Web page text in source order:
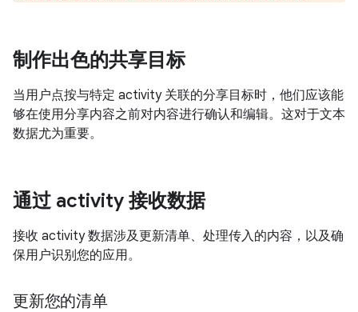
制作出色的共享目标
当用户点按与特定 activity 关联的分享目标时，他们应该能
够在使用分享内容之前对内容进行确认和编辑。这对于文本
数据尤为重要。
通过 activity 接收数据
接收 activity 数据涉及更新清单、处理传入的内容，以及确
保用户识别您的应用。
更新您的清单